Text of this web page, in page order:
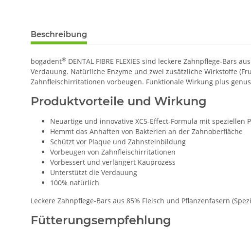
Beschreibung
bogadent® DENTAL FIBRE FLEXIES sind leckere Zahnpflege-
Verdauung. Natürliche Enzyme und zwei zusätzliche Wirkstoffe
Zahnfleischirritationen vorbeugen. Funktionale Wirkung plus
Produktvorteile und Wirkung
Neuartige und innovative XC5-Effect-Formula mit
Hemmt das Anhaften von Bakterien an der Zahnoberfläche
Schützt vor Plaque und Zahnsteinbildung
Vorbeugen von Zahnfleischirritationen
Vorbessert und verlängert Kauprozess
Unterstützt die Verdauung
100% natürlich
Leckere Zahnpflege-Bars aus 85% Fleisch und Pflanzenfasern
Fütterungsempfehlung